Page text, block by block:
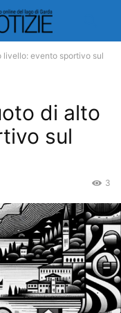
livello: evento sportivo sul
di alto
sul
3